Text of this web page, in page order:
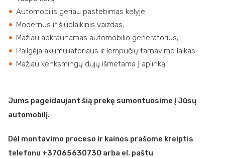
Automobilis geriau pastebimas kelyje;
Modernus ir šiuolaikinis vaizdas;
Mažiau apkraunamas automobilio generatorius;
Pailgėja akumuliatoriaus ir lempučių tarnavimo laikas.
Mažiau kenksmingų dujų išmetama į aplinką.
Jums pageidaujant šią prekę sumontuosime į Jūsų
automobilį.
Dėl montavimo proceso ir kainos prašome kreiptis
telefonu +37065630730 arba el. paštu